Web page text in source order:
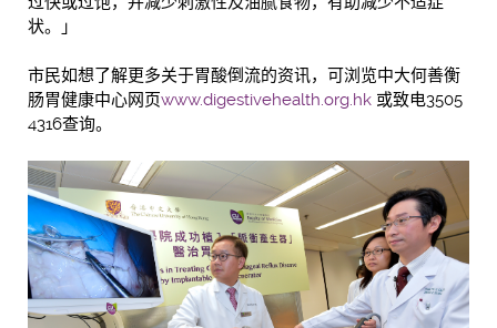
状。」
市民如想了解更多关于胃酸倒流的资讯，可浏览中大何善衡
肠胃健康中心网页www.digestivehealth.org.hk 或致电3505
4316查询。